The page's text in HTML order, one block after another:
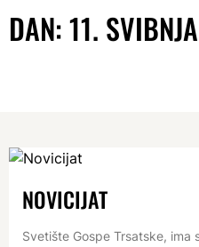
DAN:11.
NOVICIJAT
Svetište Gospe Trsatske, ima